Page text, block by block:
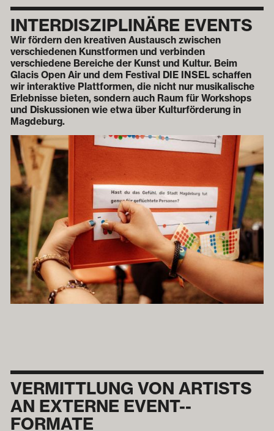
INTER­­DISZIPLINÄRE EVENTS
Wir fördern den kreativen Austausch zwischen
verschiedenen Kunstformen und verbinden
verschiedene Bereiche der Kunst und Kultur. Beim
Glacis Open Air und dem Festival DIE INSEL schaffen
wir interaktive Plattformen, die nicht nur musikalische
Erlebnisse bieten, sondern auch Raum für Workshops
und Diskussionen wie etwa über Kulturförderung in
Magdeburg.
VERMITTLUNG VON ARTISTS
AN EXTERNE EVENT-­
FORMATE